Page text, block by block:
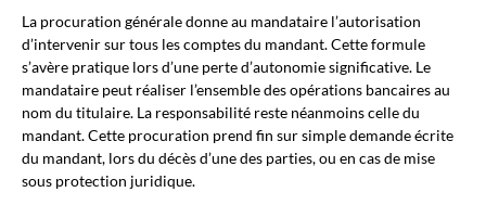
La procuration générale donne au mandataire l’autorisation
d’intervenir sur tous les comptes du mandant. Cette formule
s’avère pratique lors d’une perte d’autonomie significative. Le
mandataire peut réaliser l’ensemble des opérations bancaires au
nom du titulaire. La responsabilité reste néanmoins celle du
mandant. Cette procuration prend fin sur simple demande écrite
du mandant, lors du décès d’une des parties, ou en cas de mise
sous protection juridique.